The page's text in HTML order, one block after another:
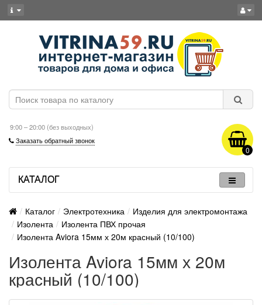
9:00 – 20:00 (без выходных)
Заказать обратный звонок
0
КАТАЛОГ
Каталог Электротехника
Изделия для электромонтажа
Изолента
Изолента ПВХ прочая
Изолента Aviora 15мм х 20м красный (10/100)
Изолента Aviora 15мм х 20м
красный (10/100)